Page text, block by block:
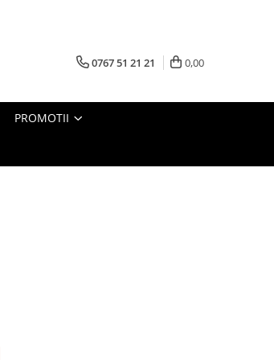
0767 51 21 21 0,00
PROMOTII